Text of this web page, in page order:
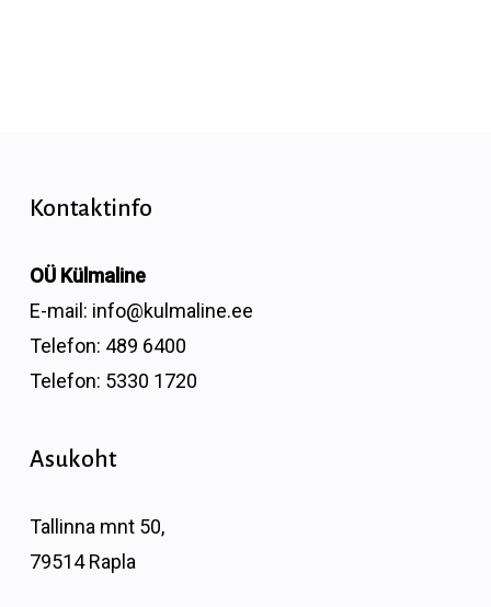
Kontaktinfo
OÜ Külmaline
E-mail: info@kulmaline.ee
Telefon: 489 6400
Telefon: 5330 1720
Asukoht
Tallinna mnt 50,
79514 Rapla